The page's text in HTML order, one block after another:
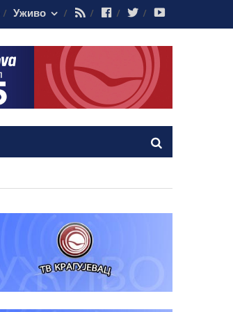
Уживо RSS FacebookTwitter